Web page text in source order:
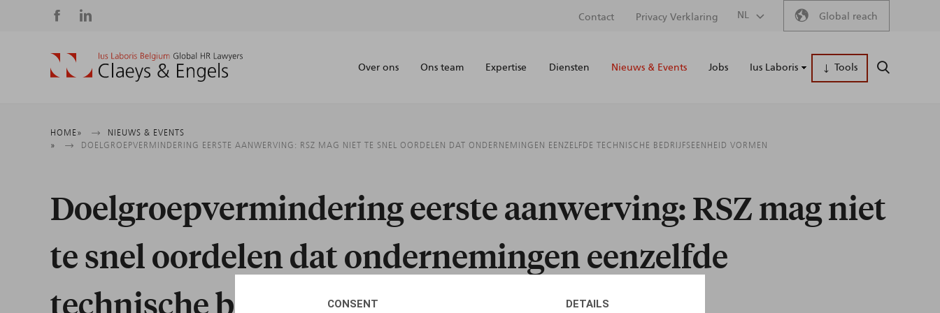
CONSENT DETAILS
Social
media
Secondary
menu
Contact Privacy Verklaring NL Global reach
Main
Over ons Ons team Expertise Diensten Nieuws & Events Jobs Ius Laboris Tools ZOEKEN
Kruimelpad
HOME
NIEUWS & EVENTS
DOELGROEPVERMINDERING EERSTE AANWERVING: RSZ MAG NIET TE SNEL OORDELEN DAT ONDERNEMINGEN EENZELFDE TECHNISCHE BEDRIJFSEENHEID VORMEN
Doelgroepvermindering eerste aanwerving: RSZ mag niet
te snel oordelen dat ondernemingen eenzelfde
technische bedrijfseenheid vormen